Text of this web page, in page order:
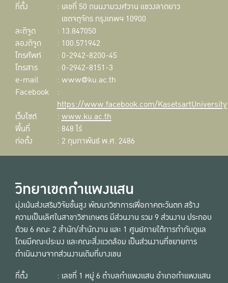
ที่ตั้ง
: เลขที่ 50 ถนนงามวงศ์วาน แขวงลาดยาว
เขตจตุจักร กรุงเทพฯ 10900
ละติจูด
: 13.847050
ลองติจูด
: 100.571942
โทรศัพท์
: 0-2942-8200-45
โทรสาร
: 0-2942-8151-3
e-mail
: www@ku.ac.th
Facebook
:
https://www.facebook.com/KasetsartUniversity
เว็บไซต์
:www.ku.ac.th
พื้นที่
: 848 ไร่
ก่อตั้ง
: 2 กุมภาพันธ์ พ.ศ. 2486
วิทยาเขตกำแพงแสน
มุ่งเน้นส่งเสริมวิจัยขั้นสูง พัฒนาวิชาการเพื่อภาคตะวันตก สร้าง
ความเป็นเลิศในสาขาวิชาเกษตร มีส่วนงาน รวม 9 ส่วนงาน ประกอบ
ด้วย 6 คณะ 2 สำนัก/สำนักงาน และ 1 ศูนย์ภายใต้การกำกับดูแล
โดยมีคณะประมง และคณะสิ่งแวดล้อม เป็นส่วนงานที่ขยายการ
ดำเนินงานจากส่วนงานเดิมที่บางเขน
ที่ตั้ง
: เลขที่ 1 หมู่ 6 ตำบลกำแพงแสน อำเภอกำแพงแสน